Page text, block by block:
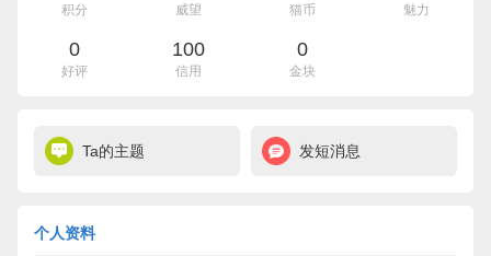
积分 威望 猫币 魅力
0
好评
100
信用
0
金块
Ta的主题 发短消息
个人资料